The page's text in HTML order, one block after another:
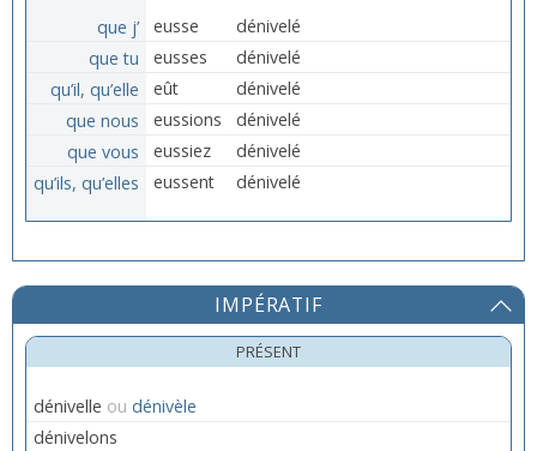
que j’ eusse
dénivelé
que tu
eusses
dénivelé
qu’il, qu’elle
eût
dénivelé
que nous
eussions
dénivelé
que vous
eussiez
dénivelé
qu’ils, qu’elles
eussent dénivelé
IMPÉRATIF
PRÉSENT
dénivelle ou dénivèle
dénivelons